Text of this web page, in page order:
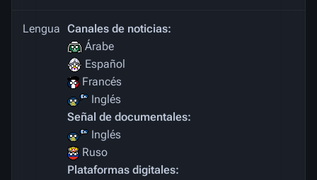
Lengua Canales de noticias:
Árabe
Español
Francés
Inglés
Señal de documentales:
Inglés
Ruso
Plataformas digitales: